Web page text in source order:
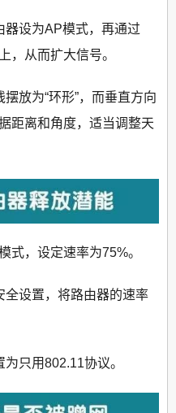
器设为AP模式，再通过
，从而扩大信号。
放为“环形”，而垂直方向
距离和角度，适当调整天
式，设定速率为75%。
全设置，将路由器的速率
只用802.11协议。